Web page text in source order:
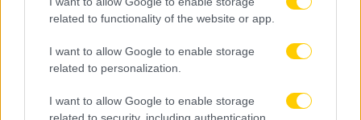
related to functionality of the website or app.
I want to allow Google to enable storage
related to personalization.
I want to allow Google to enable storage
related to security, including authentication
Γκαρσία: «Μου έλειψε ο καιρός στην Ελλάδα,